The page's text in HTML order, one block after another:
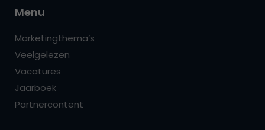
Menu
Marketingthema’s
Veelgelezen
Vacatures
Jaarboek
Partnercontent